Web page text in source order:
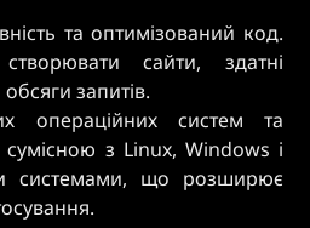
та оптимізований код.
сайти, здатні
запитів.
операційних систем та
з Linux, Windows і
системами, що розширює